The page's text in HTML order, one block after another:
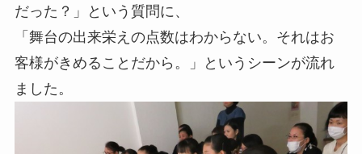
だった？」という質問に、
「舞台の出来栄えの点数はわからない。それはお
客様がきめることだから。」というシーンが流れ
ました。